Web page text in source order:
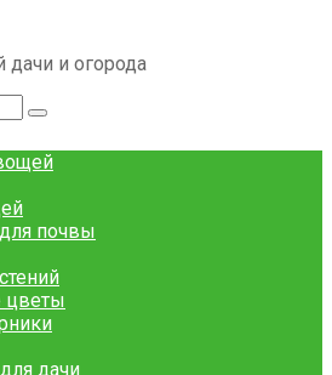
дачи и огорода
почвы
цветы
дачи